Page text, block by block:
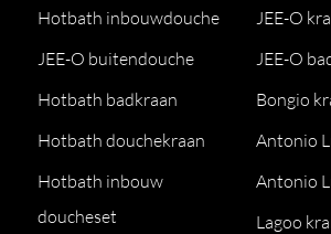
Hotbath inbouwdouche
JEE-O buitendouche
Hotbath badkraan
Hotbath douchekraan
Hotbath inbouw
doucheset
JEE-O
JEE-O
Bongio
Antonio
Antonio
Lagoo